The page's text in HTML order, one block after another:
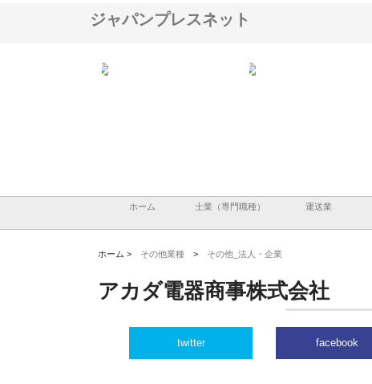
ジャパンプレスネット
ホーム 士業（専門職種） 運送業
ホーム > その他業種 > その他_法人・企業
アカダ電器商事株式会社
twitter facebook